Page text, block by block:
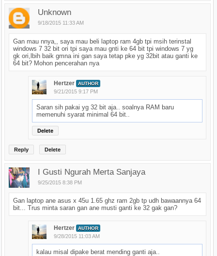
Unknown
9/18/2015 11:33 AM
Gan mau nnya,, saya mau beli laptop ram 4gb tpi msih terinstal
windows 7 32 bit ori tpi saya mau gnti ke 64 bit tpi windows 7 yg
gk ori,lbih baik gmna ini gan saya tetap pke yg 32bit atau ganti ke
64 bit? Mohon pencerahan nya
Hertzer AUTHOR
9/21/2015 9:17 PM
Saran sih pakai yg 32 bit aja.. soalnya RAM baru
memenuhi syarat minimal 64 bit..
Delete
Reply Delete
I Gusti Ngurah Merta Sanjaya
9/25/2015 8:38 PM
Gan laptop ane asus x 45u 1.65 ghz ram 2gb tp udh bawaannya 64
bit... Trus minta saran gan ane musti ganti ke 32 gak gan?
Hertzer AUTHOR
9/28/2015 11:03 AM
kalau misal dipake berat mending ganti aja..